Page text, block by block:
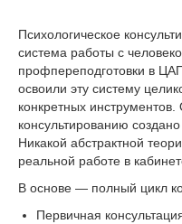
Психологическое
система работы с
профпереподготовки в
освоили эту систему
конкретных
консультированию
Никакой абстрактной
реальной работе в
В основе — полный цикл
Первичная